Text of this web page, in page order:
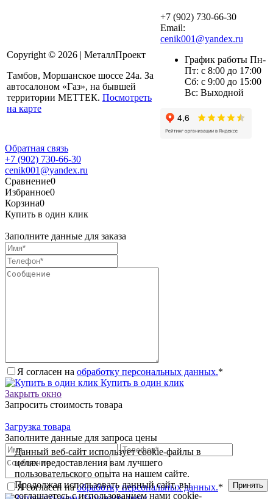
Copyright © 2026 | МеталлПроект
Тамбов, Моршанское шоссе 24а. За
автосалоном «Газ», на бывшей
территории МЕТТЕК. Посмотреть
на карте
+7 (902) 730-66-30
Email:
cenik001@yandex.ru
График работы Пн-
Пт: с 8:00 до 17:00
Сб: с 9:00 до 15:00
Вс: Выходной
Обратная связь
+7 (902) 730-66-30
cenik001@yandex.ru
Сравнение0
Избранное0
Корзина0
Купить в один клик
Заполните данные для заказа
Я согласен на обработку персональных данных.*
Купить в один клик
Закрыть окно
Запросить стоимость товара
Загрузка товара
Заполните данные для запроса цены
Я согласен наобработку персональных данных.*
Данный веб-сайт использует cookie-файлы в
целях предоставления вам лучшего
пользовательского опыта на нашем сайте.
Продолжая использовать данный сайт, вы
соглашаетесь с использованием нами cookie-
Принять